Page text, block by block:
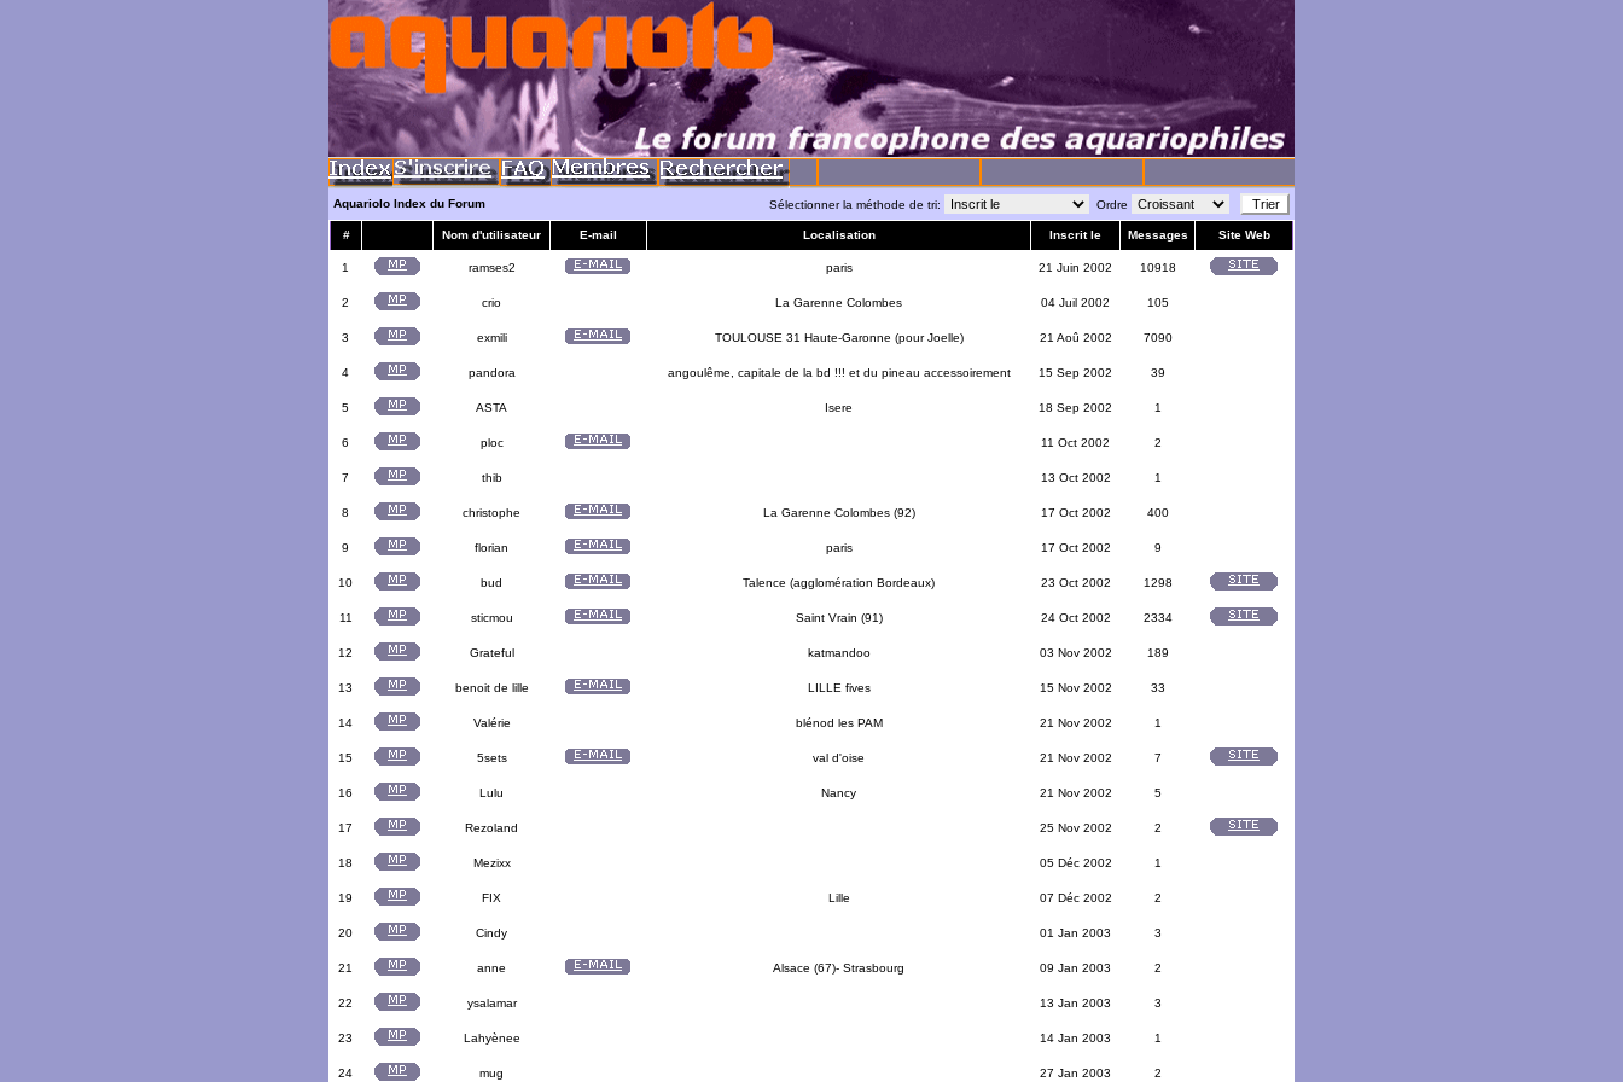
Aquariolo Index du Forum Sélectionner la méthode de tri: Ordre
# Nom d'utilisateur E-mail Localisation Inscrit le Messages Site Web
1 ramses2 paris 21 Juin 2002 10918
2 crio La Garenne Colombes 04 Juil 2002 105
3 exmili TOULOUSE 31 Haute-Garonne (pour Joelle) 21 Aoû 2002 7090
4 pandora angoulême, capitale de la bd !!! et du pineau accessoirement 15 Sep 2002 39
5 ASTA Isere 18 Sep 2002 1
6 ploc 11 Oct 2002 2
7 thib 13 Oct 2002 1
8 christophe La Garenne Colombes (92) 17 Oct 2002 400
9 florian paris 17 Oct 2002 9
10 bud Talence (agglomération Bordeaux) 23 Oct 2002 1298
11 sticmou Saint Vrain (91) 24 Oct 2002 2334
12 Grateful katmandoo 03 Nov 2002 189
13 benoit de lille LILLE fives 15 Nov 2002 33
14 Valérie blénod les PAM 21 Nov 2002 1
15 5sets val d'oise 21 Nov 2002 7
16 Lulu Nancy 21 Nov 2002 5
17 Rezoland 25 Nov 2002 2
18 Mezixx 05 Déc 2002 1
19 FIX Lille 07 Déc 2002 2
20 Cindy 01 Jan 2003 3
21 anne Alsace (67)- Strasbourg 09 Jan 2003 2
22 ysalamar 13 Jan 2003 3
23 Lahyènee 14 Jan 2003 1
24 mug 27 Jan 2003 2